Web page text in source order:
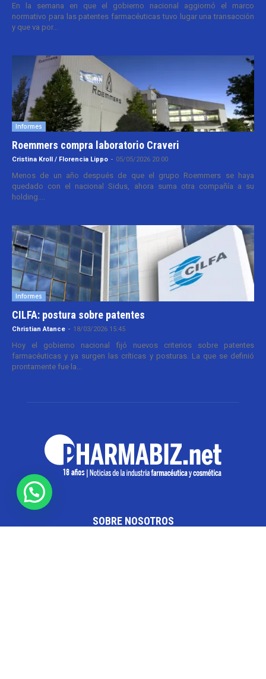
En la semana en que el gobierno nacional aggiornó el marco
normativo para las patentes farmacéuticas tuvo lugar una transacción
y que va por...
Informes
Roemmers compra laboratorio Craveri
Cristina Kroll / Florencia Lippo - 05/05/2026 20:00
Menos de un año después de que el grupo Roemmers se haya
quedado con el nacional Sidus, ahora suma otra compañía a su
holding....
Informes
CILFA: postura sobre patentes
Christian Atance - 18/03/2026 15:45
Hoy el gobierno nacional fijó nuevos criterios sobre patentes
farmacéuticas y ya surgen las críticas y posturas. La que se definió
prontamente fue la...
SOBRE NOSOTROS